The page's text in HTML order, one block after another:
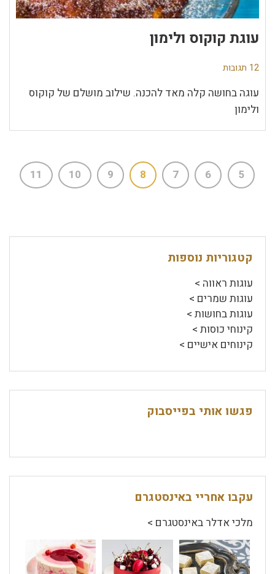
עוגת קוקוס ולימון
12 תגובות
עוגה בחושה קלה מאד להכנה. שילוב מושלם של קוקוס
ולימון
5
6
7
8
9
10
11
קטגוריות נוספות
עוגות ראווה >
עוגות שמרים >
עוגות בחושות >
קינוחי כוסות >
קינוחים אישיים >
פגשו אותי בפייסבוק
עקבו אחריי באינסטגרם
מלכי אדלר באינסטגרם >